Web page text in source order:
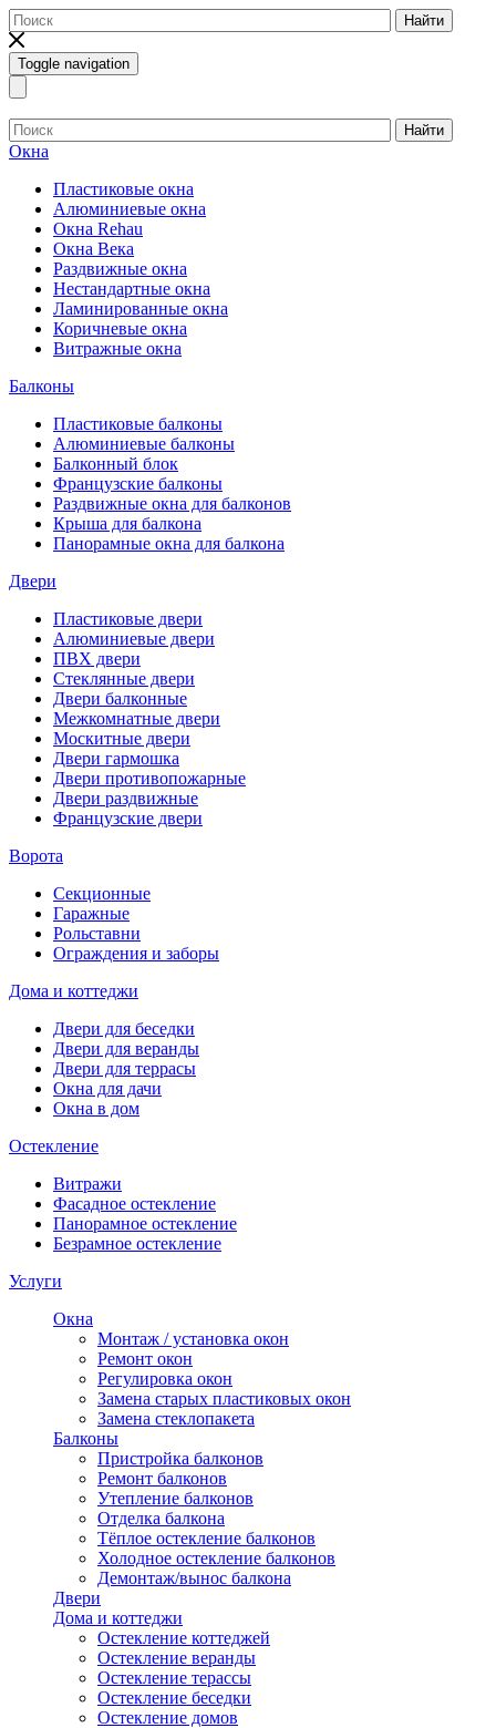
Найти
Toggle navigation
Найти
Окна
Пластиковые окна
Алюминиевые окна
Окна Rehau
Окна Века
Раздвижные окна
Нестандартные окна
Ламинированные окна
Коричневые окна
Витражные окна
Балконы
Пластиковые балконы
Алюминиевые балконы
Балконный блок
Французские балконы
Раздвижные окна для балконов
Крыша для балкона
Панорамные окна для балкона
Двери
Пластиковые двери
Алюминиевые двери
ПВХ двери
Стеклянные двери
Двери балконные
Межкомнатные двери
Москитные двери
Двери гармошка
Двери противопожарные
Двери раздвижные
Французские двери
Ворота
Секционные
Гаражные
Рольставни
Ограждения и заборы
Дома и коттеджи
Двери для беседки
Двери для веранды
Двери для террасы
Окна для дачи
Окна в дом
Остекление
Витражи
Фасадное остекление
Панорамное остекление
Безрамное остекление
Услуги
Окна
Монтаж / установка окон
Ремонт окон
Регулировка окон
Замена старых пластиковых окон
Замена стеклопакета
Балконы
Пристройка балконов
Ремонт балконов
Утепление балконов
Отделка балкона
Тёплое остекление балконов
Холодное остекление балконов
Демонтаж/вынос балкона
Двери
Дома и коттеджи
Остекление коттеджей
Остекление веранды
Остекление терассы
Остекление беседки
Остекление домов